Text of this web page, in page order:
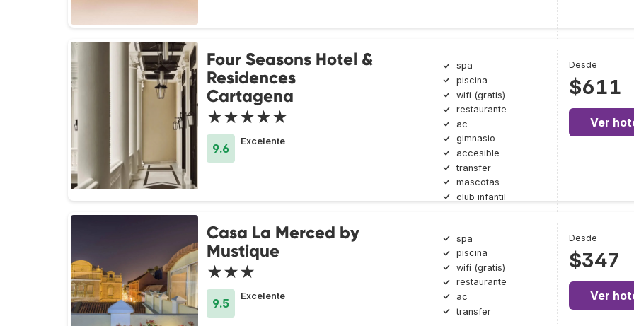
Four Seasons Hotel &
Residences
Cartagena
★★★★★
9.6
Excelente
spa
piscina
wifi (gratis)
restaurante
ac
gimnasio
accesible
transfer
mascotas
club infantil
Desde
$611
Ver
Casa La Merced by
Mustique
★★★
9.5
Excelente
spa
piscina
wifi (gratis)
restaurante
ac
transfer
Desde
$347
Ver